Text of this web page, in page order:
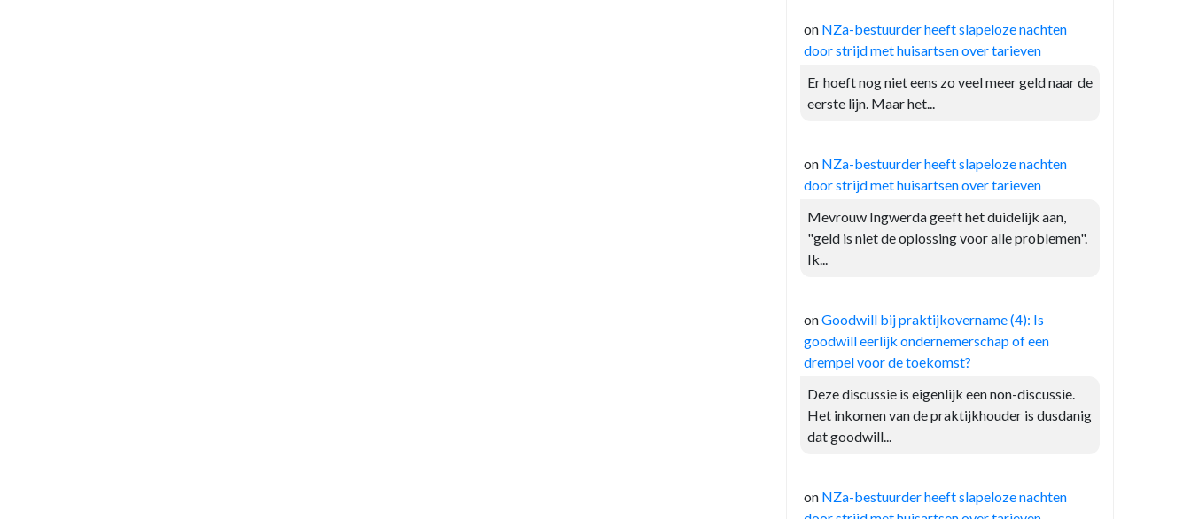
on NZa-bestuurder heeft slapeloze nachten
door strijd met huisartsen over tarieven
Er hoeft nog niet eens zo veel meer geld naar de
eerste lijn. Maar het...
on NZa-bestuurder heeft slapeloze nachten
door strijd met huisartsen over tarieven
Mevrouw Ingwerda geeft het duidelijk aan,
"geld is niet de oplossing voor alle problemen".
Ik...
onGoodwill bij praktijkovername (4): Is
goodwill eerlijk ondernemerschap of een
drempel voor de toekomst?
Deze discussie is eigenlijk een non-discussie.
Het inkomen van de praktijkhouder is dusdanig
dat goodwill...
on NZa-bestuurder heeft slapeloze nachten